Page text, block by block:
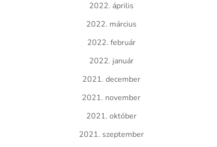
2022. április
2022. március
2022. február
2022. január
2021. december
2021. november
2021. október
2021. szeptember